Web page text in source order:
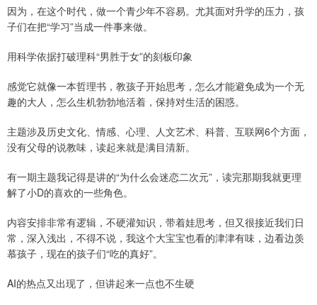
因为，在这个时代，做一个青少年不容易。尤其面对升学的压力，孩
子们在把“学习”当成一件事来做。
用科学依据打破理科“男胜于女”的刻板印象
感觉它就像一本哲理书，教孩子开始思考，怎么才能避免成为一个无
趣的大人，怎么生机勃勃地活着，保持对生活的困惑。
主题涉及历史文化、情感、心理、人文艺术、科普、互联网6个方面，
没有父母的说教味，读起来就是满目清新。
有一期主题我记得是讲的“为什么会迷恋二次元”，读完那期我就更理
解了小D的喜欢的一些角色。
内容安排非常有逻辑，不硬灌知识，带着娃思考，但又很接近我们日
常，深入浅出，不得不说，我这个大宝宝也看的津津有味，边看边羡
慕孩子，现在的孩子们“吃的真好”。
AI的热点又出现了，但讲起来一点也不生硬